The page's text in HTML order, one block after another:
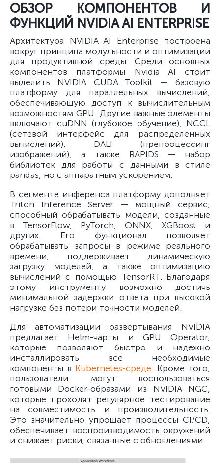
ОБЗОР КОМПОНЕНТОВ И
ФУНКЦИЙ NVIDIA AI ENTERPRISE
Архитектура NVIDIA AI Enterprise построена
вокруг принципа модульности и оптимизации
для продуктивной среды. Среди основных
компонентов платформы Nvidia AI стоит
выделить NVIDIA CUDA Toolkit — базовую
платформу для параллельных вычислений,
обеспечивающую доступ к вычислительным
возможностям GPU. Другие важные элементы
включают cuDNN (глубокое обучение), NCCL
(сетевой интерфейс для распределённых
вычислений), DALI (препроцессинг
изображений), а также RAPIDS — набор
библиотек для работы с данными в стиле
pandas, но с аппаратным ускорением.
В сегменте инференса платформу дополняет
Triton Inference Server — мощный сервис,
способный обрабатывать модели, созданные
в TensorFlow, PyTorch, ONNX, XGBoost и
других. Его функционал позволяет
обрабатывать запросы в режиме реального
времени, поддерживает динамическую
загрузку моделей, а также оптимизацию
вычислений с помощью TensorRT. Благодаря
этому инструменту возможно достичь
минимальной задержки ответа при высокой
нагрузке без потери точности моделей.
Для автоматизации развёртывания NVIDIA
предлагает Helm-чарты и GPU Operator,
которые позволяют быстро и надёжно
инсталлировать все необходимые
компоненты в Kubernetes-среде. Кроме того,
пользователи могут воспользоваться
готовыми Docker-образами из NVIDIA NGC,
которые проходят регулярное тестирование
на совместимость и производительность.
Это значительно упрощает процессы CI/CD,
обеспечивает воспроизводимость окружений
и снижает риски, связанные с обновлениями.